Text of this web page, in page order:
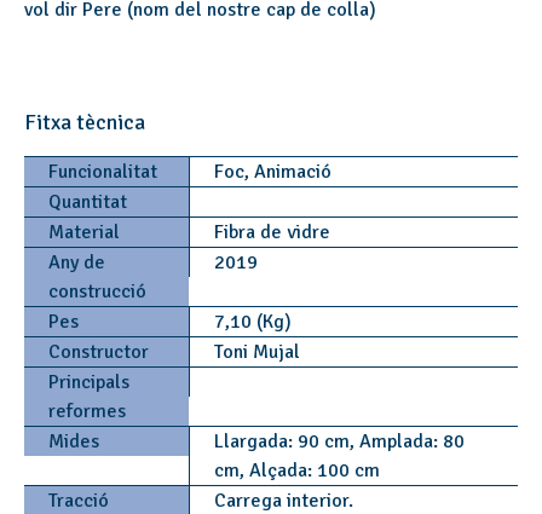
vol dir Pere (nom del nostre cap de colla)
Fitxa tècnica
Funcionalitat
Foc, Animació
Quantitat
Material
Fibra de vidre
Any de
construcció
2019
Pes
7,10 (Kg)
Constructor
Toni Mujal
Principals
reformes
Mides
Llargada: 90 cm, Amplada: 80
cm, Alçada: 100 cm
Tracció
Carrega interior.